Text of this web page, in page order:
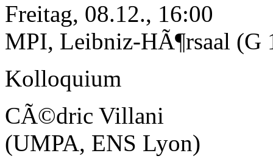
Freitag, 08.12., 16:00
MPI, Leibniz-HÃ¶rsaal (G
Kolloquium
CÃ©dric Villani
(UMPA, ENS Lyon)